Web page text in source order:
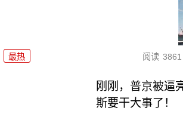
最热 阅读 3861
刚刚，普京被逼
斯要干大事了！